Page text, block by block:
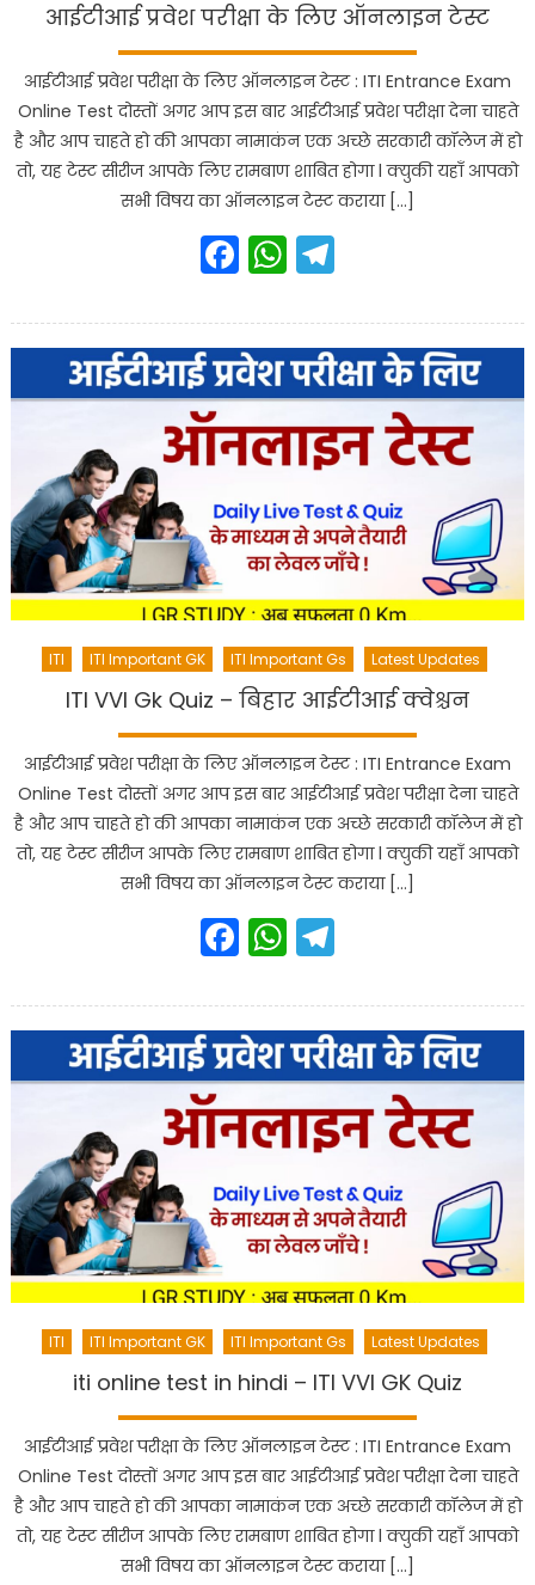
आईटीआई प्रवेश परीक्षा के लिए ऑनलाइन टेस्ट
आईटीआई प्रवेश परीक्षा के लिए ऑनलाइन टेस्ट : ITI Entrance Exam
Online Test दोस्तों अगर आप इस बार आईटीआई प्रवेश परीक्षा देना चाहते
है और आप चाहते हो की आपका नामाकंन एक अच्छे सरकारी कॉलेज में हो
तो, यह टेस्ट सीरीज आपके लिए रामबाण शाबित होगा l क्युकी यहाँ आपको
सभी विषय का ऑनलाइन टेस्ट कराया […]
Facebook
WhatsApp
ITI ITI Important GK ITI Important Gs Latest Updates
ITI VVI Gk Quiz – बिहार आईटीआई क्वेश्चन
आईटीआई प्रवेश परीक्षा के लिए ऑनलाइन टेस्ट : ITI Entrance Exam
Online Test दोस्तों अगर आप इस बार आईटीआई प्रवेश परीक्षा देना चाहते
है और आप चाहते हो की आपका नामाकंन एक अच्छे सरकारी कॉलेज में हो
तो, यह टेस्ट सीरीज आपके लिए रामबाण शाबित होगा l क्युकी यहाँ आपको
सभी विषय का ऑनलाइन टेस्ट कराया […]
Facebook
WhatsApp
ITI ITI Important GK ITI Important Gs Latest Updates
iti online test in hindi – ITI VVI GK Quiz
आईटीआई प्रवेश परीक्षा के लिए ऑनलाइन टेस्ट : ITI Entrance Exam
Online Test दोस्तों अगर आप इस बार आईटीआई प्रवेश परीक्षा देना चाहते
है और आप चाहते हो की आपका नामाकंन एक अच्छे सरकारी कॉलेज में हो
तो, यह टेस्ट सीरीज आपके लिए रामबाण शाबित होगा l क्युकी यहाँ आपको
सभी विषय का ऑनलाइन टेस्ट कराया […]